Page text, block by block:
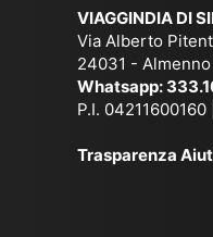
VIAGGINDIA DI
Via Alberto
24031 -
Whatsapp:
P.I.
Trasparenza